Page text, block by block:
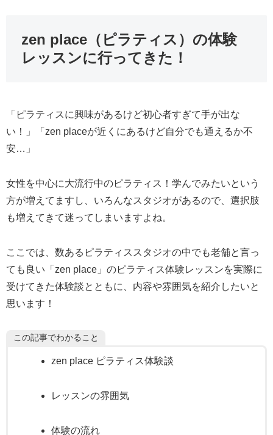
zen place（ピラティス）の体験
レッスンに行ってきた！
「ピラティスに興味があるけど初心者すぎて手が出な
い！」「zen placeが近くにあるけど自分でも通えるか不
安…」
女性を中心に大流行中のピラティス！学んでみたいという
方が増えてますし、いろんなスタジオがあるので、選択肢
も増えてきて迷ってしまいますよね。
ここでは、数あるピラティススタジオの中でも老舗と言っ
ても良い「zen place」のピラティス体験レッスンを実際に
受けてきた体験談とともに、内容や雰囲気を紹介したいと
思います！
この記事でわかること
zen place ピラティス体験談
レッスンの雰囲気
体験の流れ